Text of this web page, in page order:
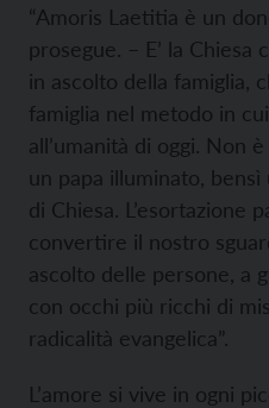
“Amoris Laetitia è un
prosegue. – E’ la Chiesa
in ascolto della famiglia,
famiglia nel metodo in
all’umanità di oggi. Non
un papa illuminato,
di Chiesa. L’esortazione
convertire il nostro
ascolto delle persone, a
con occhi più ricchi di
radicalità evangelica”.
L’amore si vive in ogni